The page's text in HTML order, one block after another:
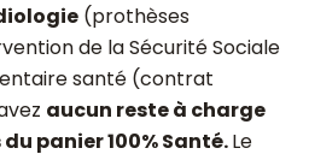
(prothèses
de la Sécurité Sociale
santé (contrat
aucun reste à charge
panier 100% Santé.Le